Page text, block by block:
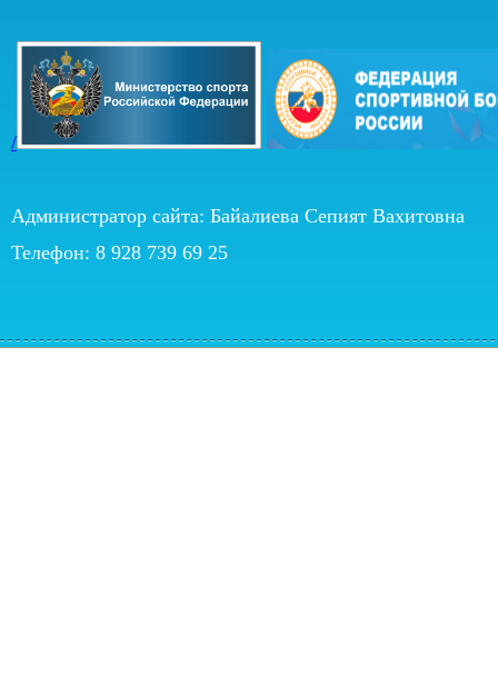
/
Администратор сайта: Байалиева Сепият Вахитовна
Телефон: 8 928 739 69 25